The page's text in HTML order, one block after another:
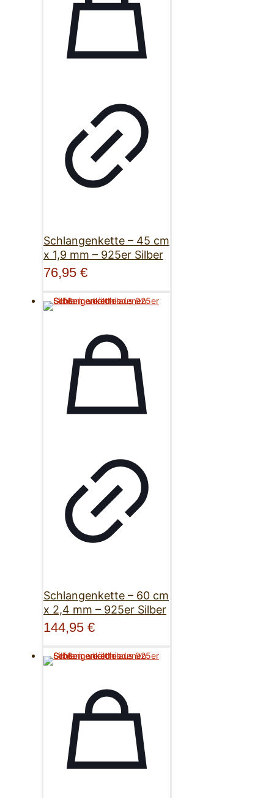
Schlangenkette – 45 cm
x 1,9 mm – 925er Silber
76,95 €
Schlangenkette – 60 cm
x 2,4 mm – 925er Silber
144,95 €